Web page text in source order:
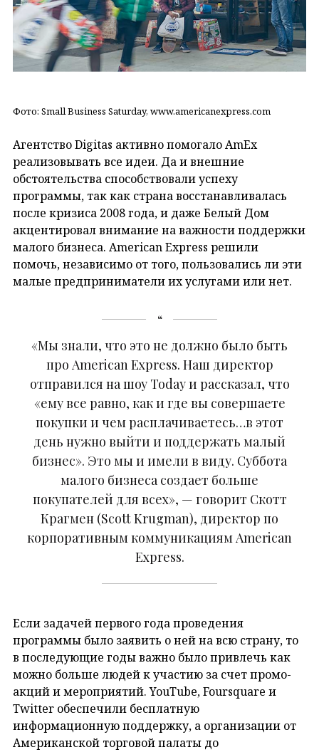
Фото: Small Business Saturday, www.americanexpress.com
Агентство Digitas активно помогало AmEx
реализовывать все идеи. Да и внешние
обстоятельства способствовали успеху
программы, так как страна восстанавливалась
после кризиса 2008 года, и даже Белый Дом
акцентировал внимание на важности поддержки
малого бизнеса. American Express решили
помочь, независимо от того, пользовались ли эти
малые предприниматели их услугами или нет.
«Мы знали, что это не должно было быть
про American Express. Наш директор
отправился на шоу Today и рассказал, что
«ему все равно, как и где вы совершаете
покупки и чем расплачиваетесь…в этот
день нужно выйти и поддержать малый
бизнес». Это мы и имели в виду. Суббота
малого бизнеса создает больше
покупателей для всех», — говорит Скотт
Крагмен (Scott Krugman), директор по
корпоративным коммуникациям American
Express.
Если задачей первого года проведения
программы было заявить о ней на всю страну, то
в последующие годы важно было привлечь как
можно больше людей к участию за счет промо-
акций и мероприятий. YouTube, Foursquare и
Twitter обеспечили бесплатную
информационную поддержку, а организации от
Американской торговой палаты до